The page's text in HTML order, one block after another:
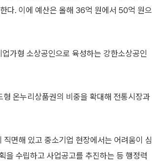
다. 이에 예산은 올해 36억 원에서 50억 원으
가형 소상공인으로 육성하는 강한소상공인
온누리상품권의 비중을 확대해 전통시장과
면해 있고 중소기업 현장에서는 어려움이 심
을 수립하고 사업공고를 추진하는 등 행정력